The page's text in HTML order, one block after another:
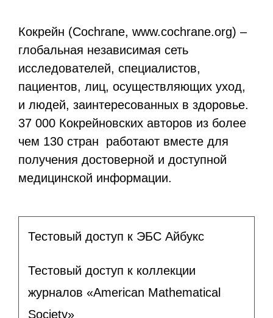
Кокрейн (Cochrane, www.cochrane.org) –
глобальная независимая сеть
исследователей, специалистов,
пациентов, лиц, осуществляющих уход,
и людей, заинтересованных в здоровье.
37 000 Кокрейновских авторов из более
чем 130 стран работают вместе для
получения достоверной и доступной
медицинской информации.
Тестовый доступ к ЭБС Айбукс
Тестовый доступ к коллекции
журналов «American Mathematical
Society»